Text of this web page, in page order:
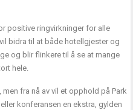
positive ringvirkninger for alle
bidra til at både hotellgjester og
og blir flinkere til å se at mange
hele.
fra nå av vil et opphold på Park
konferansen en ekstra, gylden